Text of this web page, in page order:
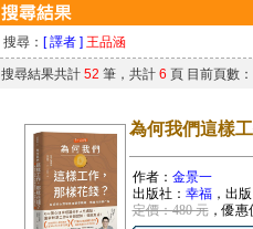
搜尋： [ 譯者 ] 王品涵
搜尋結果共計 52 筆，共計 6 頁 目前頁數
為何我們這樣
作者： 金景一
出版社： 幸福，出
定價：480 元，優惠